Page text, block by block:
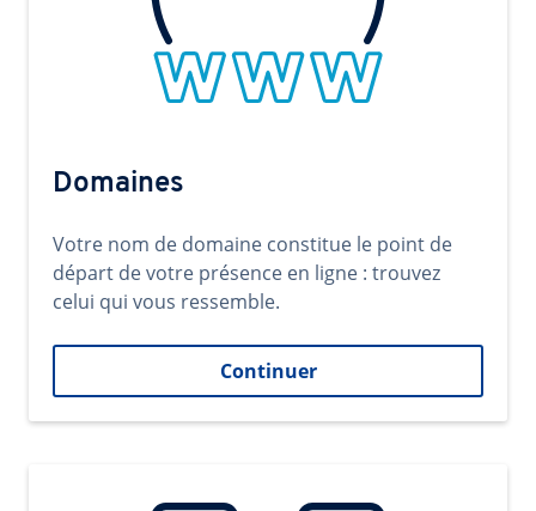
Domaines
Votre nom de domaine constitue le point de
départ de votre présence en ligne : trouvez
celui qui vous ressemble.
Continuer